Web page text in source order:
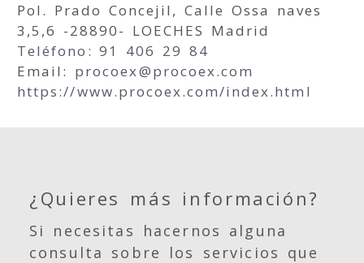
Pol. Prado Concejil, Calle Ossa naves
3,5,6 -28890- LOECHES Madrid
Teléfono: 91 406 29 84
Email: procoex
procoex.com
https://www.procoex.com/index.html
¿Quieres más información?
Si necesitas hacernos alguna
consulta sobre los servicios que